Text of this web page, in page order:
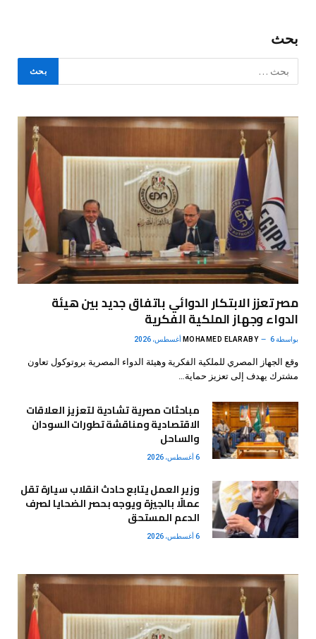
بحث
مصر تعزز الابتكار الدوائي باتفاق جديد بين هيئة
الدواء وجهاز الملكية الفكرية
بواسطة MOHAMED ELARABY 6 أغسطس، 2026
وقع الجهاز المصري للملكية الفكرية وهيئة الدواء المصرية بروتوكول تعاون
مشترك يهدف إلى تعزيز حماية…
مباحثات مصرية تشادية لتعزيز العلاقات
الاقتصادية ومناقشة تطورات السودان
والساحل
6 أغسطس، 2026
وزير العمل يتابع حادث انقلاب سيارة تقل
عمالًا بالجيزة ويوجه بحصر الضحايا لصرف
الدعم المستحق
6 أغسطس، 2026